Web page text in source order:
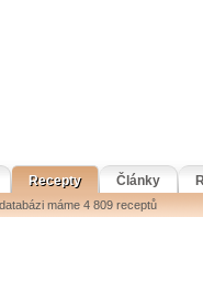
Recepty Články
máme 4 809 receptů